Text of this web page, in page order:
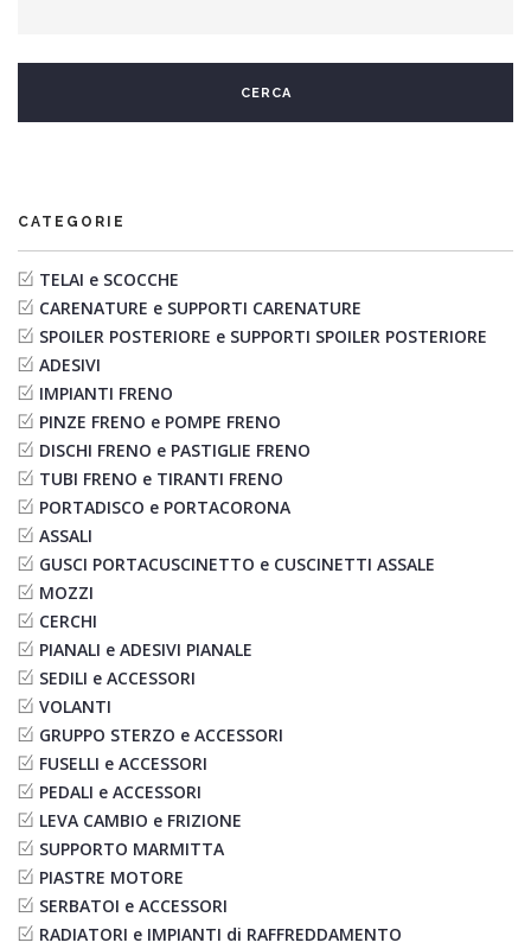
CATEGORIE
TELAI e SCOCCHE
CARENATURE e SUPPORTI CARENATURE
SPOILER POSTERIORE e SUPPORTI SPOILER POSTERIORE
ADESIVI
IMPIANTI FRENO
PINZE FRENO e POMPE FRENO
DISCHI FRENO e PASTIGLIE FRENO
TUBI FRENO e TIRANTI FRENO
PORTADISCO e PORTACORONA
ASSALI
GUSCI PORTACUSCINETTO e CUSCINETTI ASSALE
MOZZI
CERCHI
PIANALI e ADESIVI PIANALE
SEDILI e ACCESSORI
VOLANTI
GRUPPO STERZO e ACCESSORI
FUSELLI e ACCESSORI
PEDALI e ACCESSORI
LEVA CAMBIO e FRIZIONE
SUPPORTO MARMITTA
PIASTRE MOTORE
SERBATOI e ACCESSORI
RADIATORI e IMPIANTI di RAFFREDDAMENTO